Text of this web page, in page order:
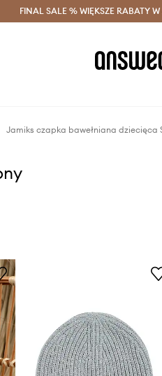
z Answear Club >
FINAL SALE % WIĘKSZE RABATY W
Jamiks czapka bawełniana dziecięca